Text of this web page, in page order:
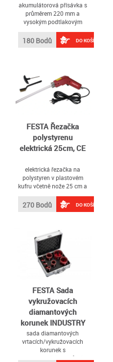
akumulátorová přísávka s
průměrem 220 mm a
vysokým podtlakovým
180 Bodů DO KOŠÍKU
FESTA Řezačka
polystyrenu
elektrická 25cm, CE
elektrická řezačka na
polystyren v plastovém
kufru včetně nože 25 cm a
příslušenství
270 Bodů DO KOŠÍKU
FESTA Sada
vykružovacích
diamantových
korunek INDUSTRY
sada diamantových
vrtacích/vykružovacích
korunek s
nejpoužívanějšími průměry